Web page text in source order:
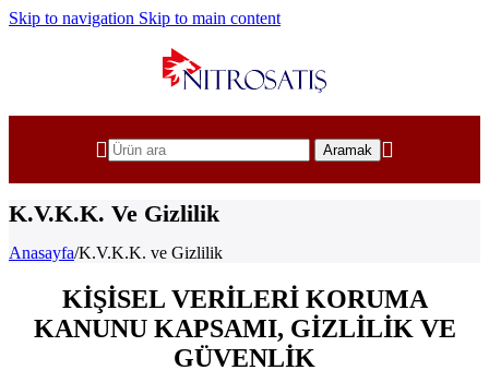
Skip to navigation Skip to main content
Aramak
K.V.K.K. Ve Gizlilik
Anasayfa/K.V.K.K. ve Gizlilik
KİŞİSEL VERİLERİ KORUMA
KANUNU KAPSAMI, GİZLİLİK VE
GÜVENLİK